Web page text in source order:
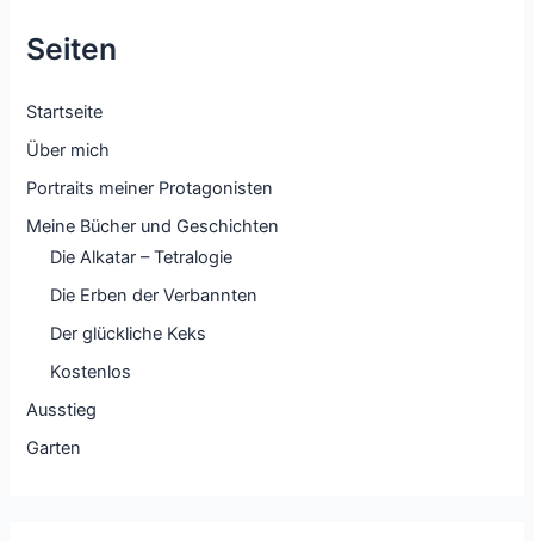
Seiten
Startseite
Über mich
Portraits meiner Protagonisten
Meine Bücher und Geschichten
Die Alkatar – Tetralogie
Die Erben der Verbannten
Der glückliche Keks
Kostenlos
Ausstieg
Garten